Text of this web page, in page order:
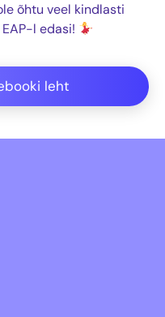
õhtu veel kindlasti
l edasi!
leht